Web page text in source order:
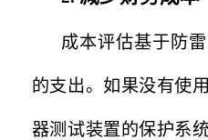
成本评估基于防
的支出。如果没有使
器测试装置的保护系